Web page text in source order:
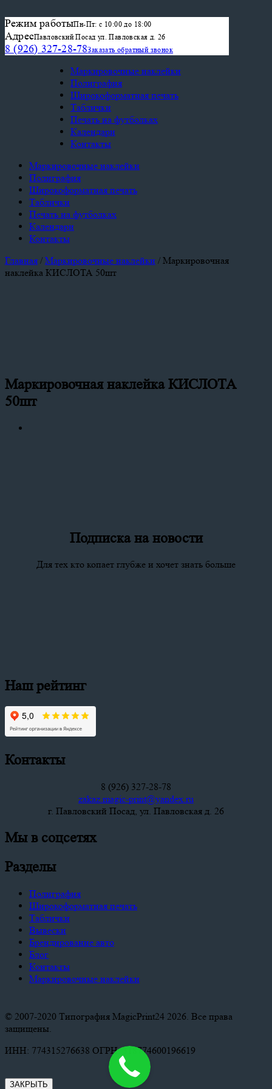
Режим работыПн-Пт: с 10:00 до 18:00
АдресПавловский Посад ул. Павловская д. 26
8 (926) 327-28-78Заказать обратный звонок
Маркировочные наклейки
Полиграфия
Широкоформатная печать
Таблички
Печать на футболках
Календари
Контакты
Маркировочные наклейки
Полиграфия
Широкоформатная печать
Таблички
Печать на футболках
Календари
Контакты
Главная / Маркировочные наклейки / Маркировочная
наклейка КИСЛОТА 50шт
Маркировочная наклейка КИСЛОТА
50шт
Подписка на новости
Для тех кто копает глубже и хочет знать больше
Наш рейтинг
Контакты
8 (926) 327-28-78
zakaz.magic-print@yandex.ru
г. Павловский Посад, ул. Павловская д. 26
Мы в соцсетях
Разделы
Полиграфия
Широкоформатная печать
Таблички
Вывески
Брендирование авто
Блог
Контакты
Маркировочные наклейки
© 2007-2020 Типография MagicPrint24 2026. Все права
защищены.
ИНН: 774315276638 ОГРН: 318774600196619
ЗАКРЫТЬ